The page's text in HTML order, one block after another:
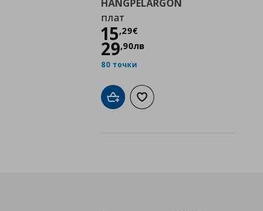
HANGPELARGON
плат
15,29€
Цена
29,90лв
80 точки
Добави в кошницата
Добави към списъка с любими